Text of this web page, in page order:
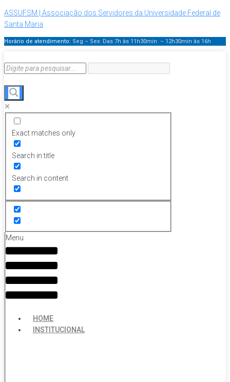
ASSUFSM | Associação dos Servidores da Universidade Federal de
Santa Maria
Horário de atendimento: Seg – Sex: Das 7h às 11h30min – 12h30min às 16h
Exact matches only
Search in title
Search in content
Menu
HOME
INSTITUCIONAL